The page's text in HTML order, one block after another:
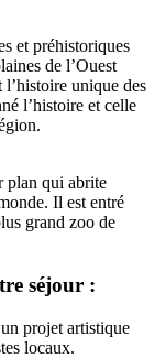
et préhistoriques
de l’Ouest
unique des
l’histoire et celle
plan qui abrite
Il est entré
grand zoo de
séjour :
projet artistique
locaux.